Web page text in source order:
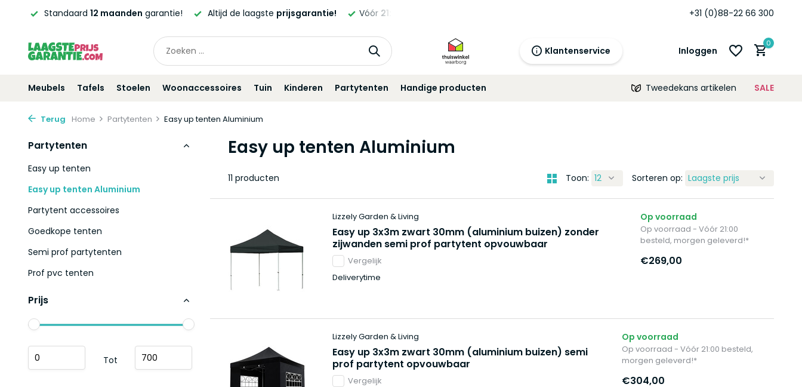
12 maandengarantie! Altijd de laagste prijsgarantie! Vóór21:00besteld, +31 (0)88-22 66 300
Klantenservice Inloggen
morgen
0
Meubels Tafels Stoelen Woonaccessoires Tuin Kinderen Partytenten Handige producten Tweedekans artikelen SALE
Terug Home Partytenten Easy up tenten Aluminium
Partytenten
Easy up tenten
Easy up tenten Aluminium
Partytent accessoires
Goedkope tenten
Semi prof partytenten
Prof pvc tenten
Prijs
Tot
Easy up tenten Aluminium
11 producten Toon: Sorteren op:
Lizzely Garden & Living
Easy up 3x3m zwart 30mm (aluminium buizen) zonder
zijwanden semi prof partytent opvouwbaar
Vergelijk
Deliverytime
Op voorraad
Op voorraad - Vóór 21:00
besteld, morgen geleverd!*
€269,00
Lizzely Garden & Living
Easy up 3x3m zwart 30mm (aluminium buizen) semi
prof partytent opvouwbaar
Vergelijk
Op voorraad
Op voorraad - Vóór 21:00 besteld,
morgen geleverd!*
€304,00